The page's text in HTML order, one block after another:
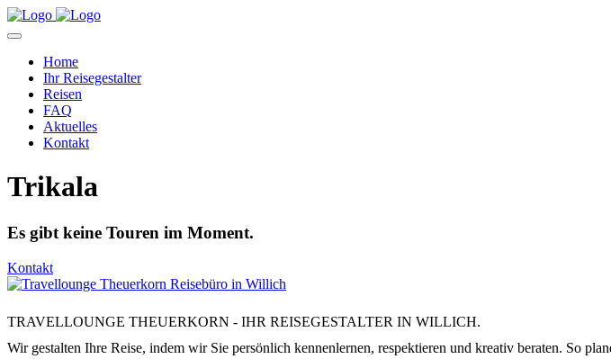
Home
Ihr Reisegestalter
Reisen
FAQ
Aktuelles
Kontakt
Trikala
Es gibt keine Touren im Moment.
Kontakt
TRAVELLOUNGE THEUERKORN - IHR REISEGESTALTER IN WILLICH.
Wir gestalten Ihre Reise, indem wir Sie persönlich kennenlernen, respektieren und kreativ beraten. So